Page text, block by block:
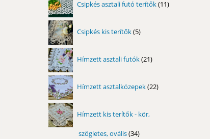
Csipkés asztali futó terítők 11
termék
Csipkés kis terítők 5
termék
Hímzett asztali futók 21
termék
Hímzett asztalközepek 22
termék
Hímzett kis terítők - kör,
szögletes, ovális 3434